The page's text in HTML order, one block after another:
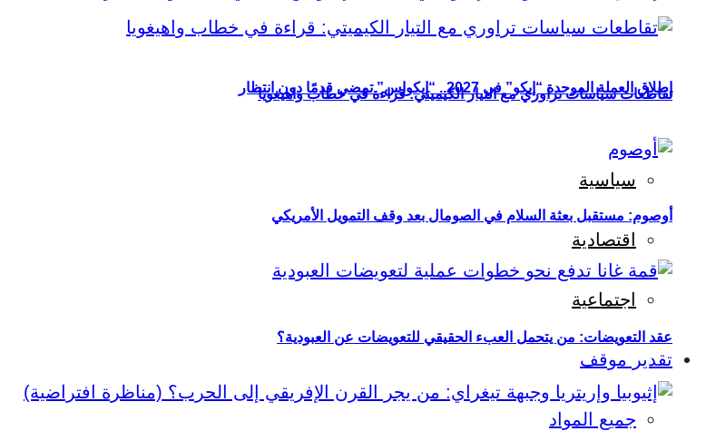
إطلاق العملة الموحدة “إيكو” في 2027.. “إيكواس” تمضي قدمًا دون انتظار
سياسية
اقتصادية
اجتماعية
تقدير موقف
جميع المواد
تقاطعات سياسات تراوري مع التيار الكيميتي: قراءة في خطاب واهيغويا
أوصوم: مستقبل بعثة السلام في الصومال بعد وقف التمويل الأمريكي
عقد التعويضات: من يتحمل العبء الحقيقي للتعويضات عن العبودية؟